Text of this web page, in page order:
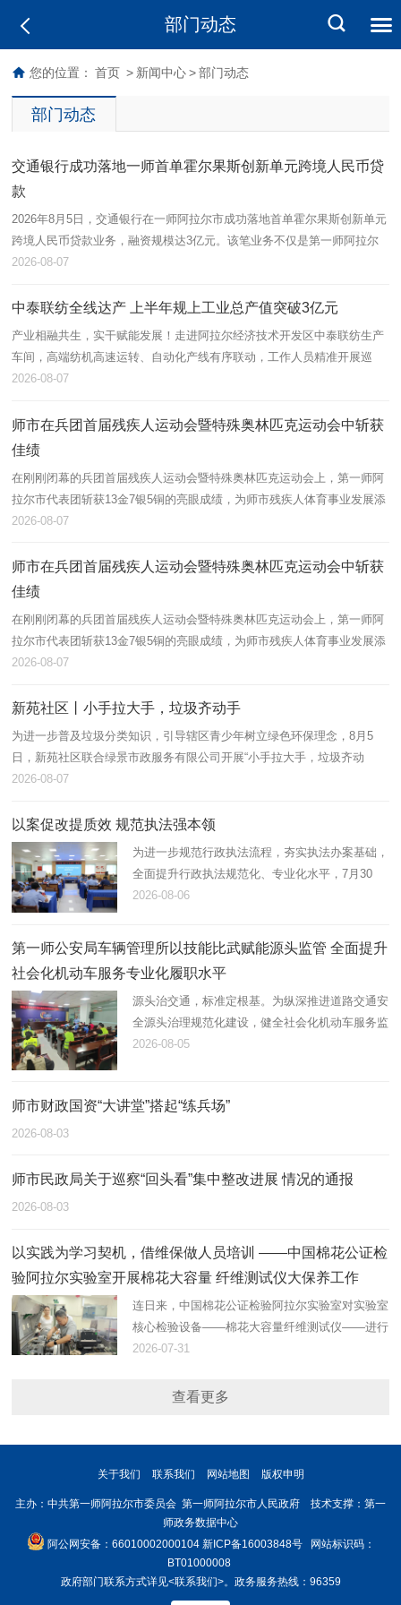
部门动态
您的位置： 首页 > 新闻中心 > 部门动态
部门动态
交通银行成功落地一师首单霍尔果斯创新单元跨境人民币贷
款
2026年8月5日，交通银行在一师阿拉尔市成功落地首单霍尔果斯创新单元
跨境人民币贷款业务，融资规模达3亿元。该笔业务不仅是第一师阿拉尔
市首单跨境流动资金贷款，也标志着跨境金融产品在本地金融功能区取得
2026-08-07
中泰联纺全线达产 上半年规上工业总产值突破3亿元
产业相融共生，实干赋能发展！走进阿拉尔经济技术开发区中泰联纺生产
车间，高端纺机高速运转、自动化产线有序联动，工作人员精准开展巡
检、落纱、品控等作业，呈现出蓬勃向上的发展态势。中泰联纺依托兵地
2026-08-07
师市在兵团首届残疾人运动会暨特殊奥林匹克运动会中斩获
佳绩
在刚刚闭幕的兵团首届残疾人运动会暨特殊奥林匹克运动会上，第一师阿
拉尔市代表团斩获13金7银5铜的亮眼成绩，为师市残疾人体育事业发展添
上浓墨重彩的一笔。
2026-08-07
师市在兵团首届残疾人运动会暨特殊奥林匹克运动会中斩获
佳绩
在刚刚闭幕的兵团首届残疾人运动会暨特殊奥林匹克运动会上，第一师阿
拉尔市代表团斩获13金7银5铜的亮眼成绩，为师市残疾人体育事业发展添
上浓墨重彩的一笔。
2026-08-07
新苑社区丨小手拉大手，垃圾齐动手
为进一步普及垃圾分类知识，引导辖区青少年树立绿色环保理念，8月5
日，新苑社区联合绿景市政服务有限公司开展“小手拉大手，垃圾齐动
手”垃圾分类主题宣讲活动，辖区60余名青少年及家长积极参与。
2026-08-07
以案促改提质效 规范执法强本领
为进一步规范行政执法流程，夯实执法办案基础，
全面提升行政执法规范化、专业化水平，7月30
日，第一师阿拉尔市应急管理局组织开展2026年
名执法人员全员参与。
2026-08-06
第一师公安局车辆管理所以技能比武赋能源头监管 全面提升
社会化机动车服务专业化履职水平
源头治交通，标准定根基。为纵深推进道路交通安
全源头治理规范化建设，健全社会化机动车服务监
管体系，锻造高素质专业化机动车登记、检测综合
2026-08-05
师市财政国资“大讲堂”搭起“练兵场”
2026-08-03
师市民政局关于巡察“回头看”集中整改进展 情况的通报
2026-08-03
以实践为学习契机，借维保做人员培训 ——中国棉花公证检
验阿拉尔实验室开展棉花大容量 纤维测试仪大保养工作
连日来，中国棉花公证检验阿拉尔实验室对实验室
核心检验设备——棉花大容量纤维测试仪——进行
了大保养。
2026-07-31
查看更多
关于我们 联系我们 网站地图 版权申明
主办：中共第一师阿拉尔市委员会 第一师阿拉尔市人民政府 技术支撑：第一
师政务数据中心
阿公网安备：66010002000104 新ICP备16003848号网站标识码：
BT01000008
政府部门联系方式详见<联系我们>。政务服务热线：96359